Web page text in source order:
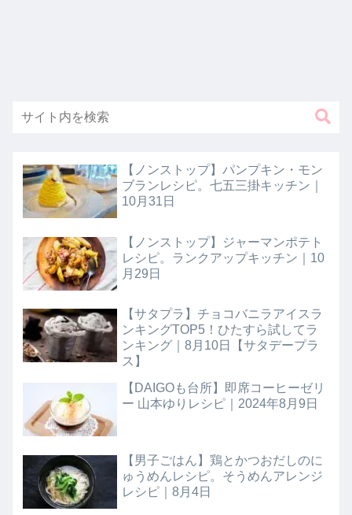
【ノンストップ】パンプキン・モン
ブランレシピ。七五三掛キッチン｜
10月31日
【ノンストップ】ジャーマンポテト
レシピ。ランクアップキッチン｜10
月29日
【サタプラ】チョコバニラアイスラ
ンキングTOP5！ひたすら試してラ
ンキング｜8月10日【サタデープラ
ス】
【DAIGOも台所】即席コーヒーゼリ
ー 山本ゆりレシピ｜2024年8月9日
【男子ごはん】鶏とかつおだしのに
ゅうめんレシピ。そうめんアレンジ
レシピ｜8月4日